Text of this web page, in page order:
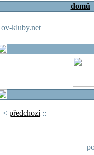
domů
ov-kluby.net
< předchozí::